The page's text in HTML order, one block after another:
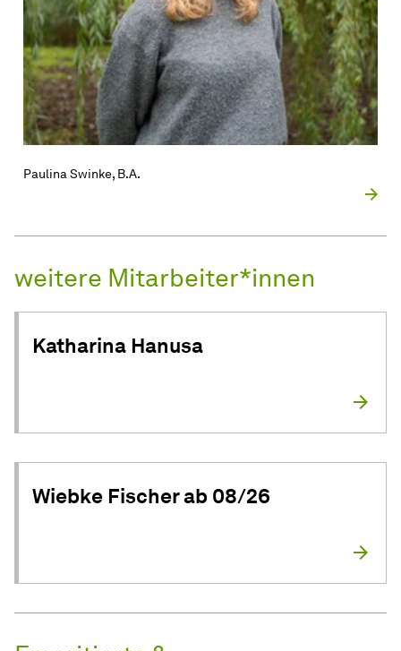
Paulina Swinke, B.A.
weitere Mitarbeiter*innen
Katharina Hanusa
Wiebke Fischer ab 08/26